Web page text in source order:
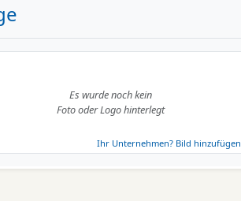
Es wurde noch kein
Foto oder Logo hinterlegt
Ihr Unternehmen? Bild hinzufügen